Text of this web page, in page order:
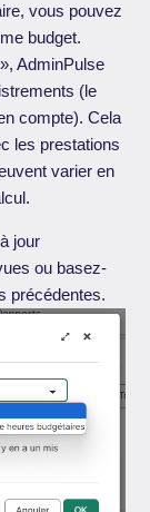
vous pouvez
budget.
AdminPulse
(le
compte). Cela
les prestations
varier en
jour
ou basez-
précédentes.